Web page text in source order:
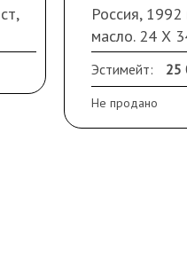
а
Россия, 1992
масло. 24 Х
слева внизу.
раму
Эстимейт: 25
Не продано